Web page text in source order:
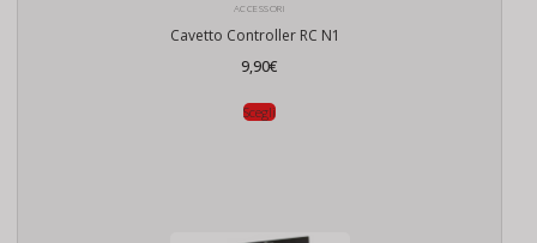
ACCESSORI
Cavetto Controller RC N1
9,90€
Scegli